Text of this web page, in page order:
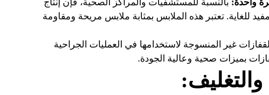
واحدة: بالنسبة للمستشفيات والمراكز الصحية، فإن إنتاج
للغاية. تعتبر هذه الملابس بمثابة ملابس مريحة ومقاومة
غير المنسوجة لاستخدامها في العمليات الجراحية
بميزات صحية وعالية الجودة.
والتغليف: